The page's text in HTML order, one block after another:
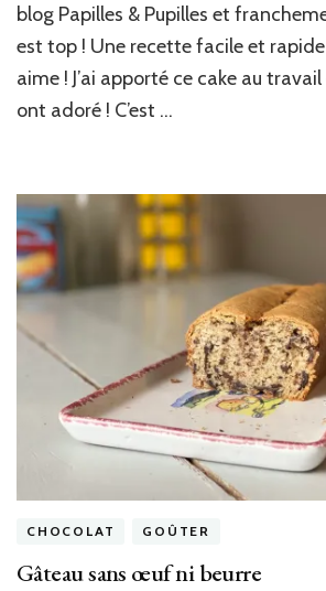
blog Papilles & Pupilles et
est top ! Une recette facile et
aime ! J’ai apporté ce cake au
ont adoré ! C’est …
CHOCOLAT GOÛTER
Gâteau sans œuf ni beurre